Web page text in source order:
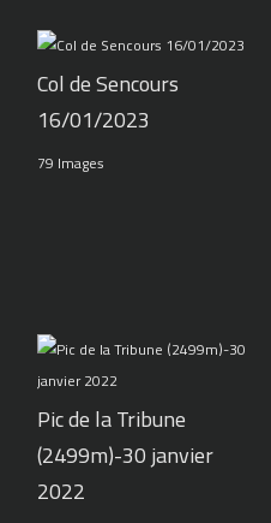
Col de Sencours
16/01/2023
79 Images
Pic de la Tribune
(2499m)-30 janvier
2022